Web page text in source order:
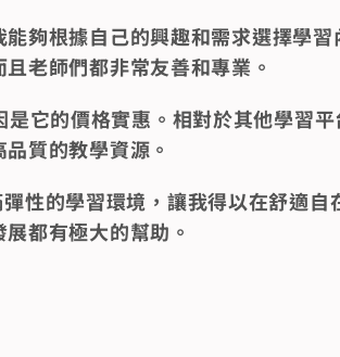
夠根據自己的興趣和需求選擇學
老師們都非常友善和專業。
它的價格實惠。相對於其他學習
質的教學資源。
性的學習環境，讓我得以在舒適自
都有極大的幫助。